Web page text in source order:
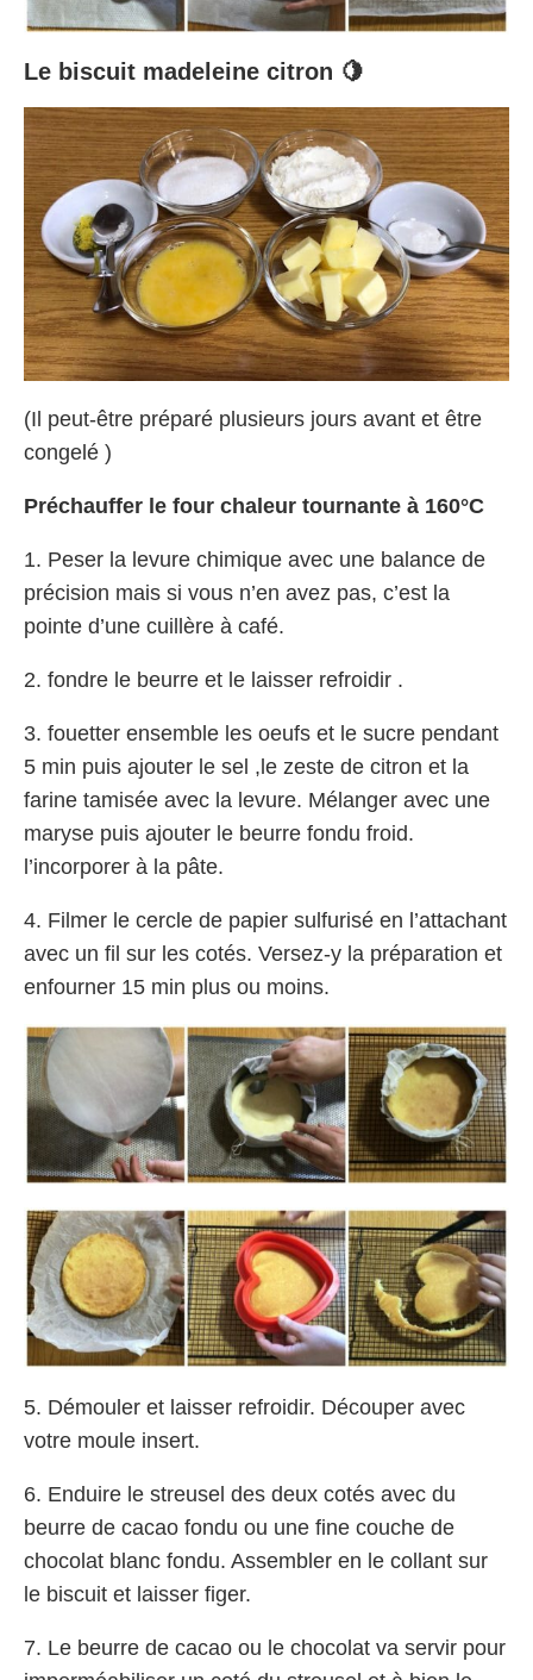
Le biscuit madeleine citron 🍋
(Il peut-être préparé plusieurs jours avant et être
congelé )
Préchauffer le four chaleur tournante à 160°C
1. Peser la levure chimique avec une balance de
précision mais si vous n’en avez pas, c’est la
pointe d’une cuillère à café.
2. fondre le beurre et le laisser refroidir .
3. fouetter ensemble les oeufs et le sucre pendant
5 min puis ajouter le sel ,le zeste de citron et la
farine tamisée avec la levure. Mélanger avec une
maryse puis ajouter le beurre fondu froid.
l’incorporer à la pâte.
4. Filmer le cercle de papier sulfurisé en l’attachant
avec un fil sur les cotés. Versez-y la préparation et
enfourner 15 min plus ou moins.
5. Démouler et laisser refroidir. Découper avec
votre moule insert.
6. Enduire le streusel des deux cotés avec du
beurre de cacao fondu ou une fine couche de
chocolat blanc fondu. Assembler en le collant sur
le biscuit et laisser figer.
7. Le beurre de cacao ou le chocolat va servir pour